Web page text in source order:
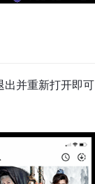
出并重新打开即可